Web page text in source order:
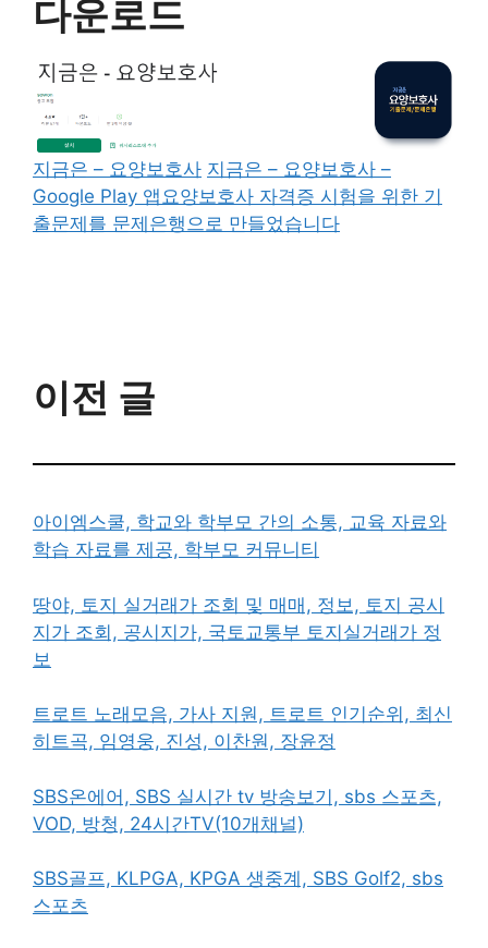
다운로드
지금은 – 요양보호사 지금은 – 요양보호사 –
Google Play 앱요양보호사 자격증 시험을 위한 기
출문제를 문제은행으로 만들었습니다
이전 글
아이엠스쿨, 학교와 학부모 간의 소통, 교육 자료와
학습 자료를 제공, 학부모 커뮤니티
땅야, 토지 실거래가 조회 및 매매, 정보, 토지 공시
지가 조회, 공시지가, 국토교통부 토지실거래가 정
보
트로트 노래모음, 가사 지원, 트로트 인기순위, 최신
히트곡, 임영웅, 진성, 이찬원, 장윤정
SBS온에어, SBS 실시간 tv 방송보기, sbs 스포츠,
VOD, 방청, 24시간TV(10개채널)
SBS골프, KLPGA, KPGA 생중계, SBS Golf2, sbs
스포츠